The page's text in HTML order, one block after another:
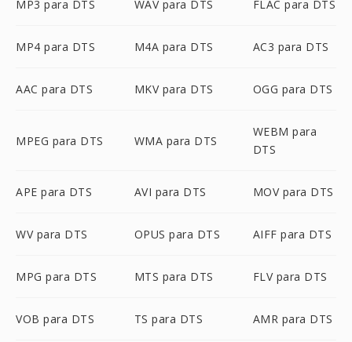
MP3 para DTS WAV para DTS FLAC para DTS
MP4 para DTS M4A para DTS AC3 para DTS
AAC para DTS MKV para DTS OGG para DTS
MPEG para DTS WMA para DTS
WEBM para
DTS
APE para DTS AVI para DTS MOV para DTS
WV para DTS OPUS para DTS AIFF para DTS
MPG para DTS MTS para DTS FLV para DTS
VOB para DTS TS para DTS AMR para DTS